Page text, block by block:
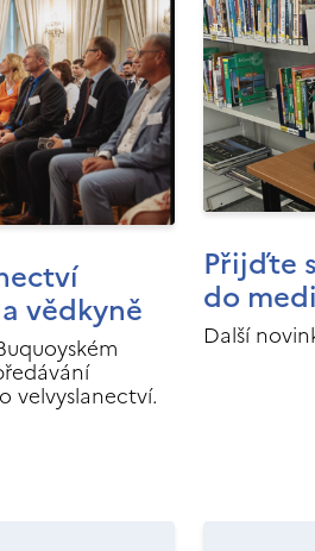
vědkyně
velvyslanectví.
Přijďte
do
Další